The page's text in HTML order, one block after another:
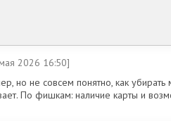
2026 16:50]
но не совсем понятно, как
По фишкам: наличие карты и